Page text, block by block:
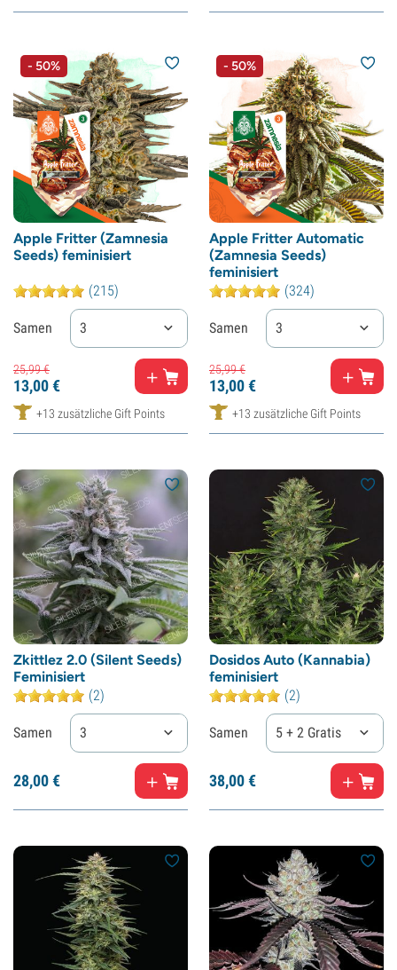
- 50%
Apple Fritter (Zamnesia
Seeds) feminisiert
(215)
Samen 3
25,99€
13,00€
+13 zusätzliche Gift Points
- 50%
Apple Fritter Automatic
(Zamnesia Seeds)
feminisiert
(324)
Samen 3
25,99€
13,00€
+13 zusätzliche Gift Points
Zkittlez 2.0 (Silent Seeds)
Feminisiert
(2)
Samen 3
28,00€
Dosidos Auto (Kannabia)
feminisiert
(2)
Samen 5 + 2 Gratis
38,00€